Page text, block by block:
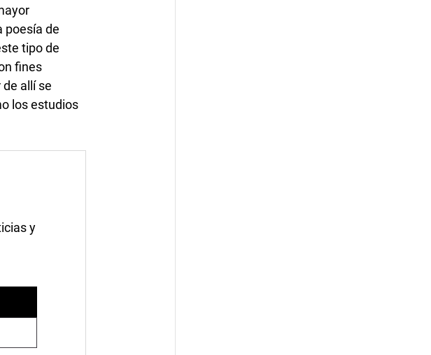
poesía de
tipo de
fines
allí se
los estudios
y